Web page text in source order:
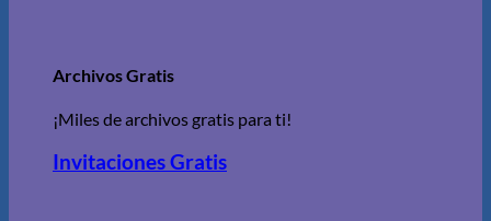
Archivos Gratis
¡Miles de archivos gratis para ti!
Invitaciones Gratis